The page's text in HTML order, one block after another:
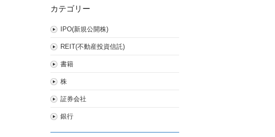
カテゴリー
IPO(新規公開株)
REIT(不動産投資信託)
書籍
株
証券会社
銀行